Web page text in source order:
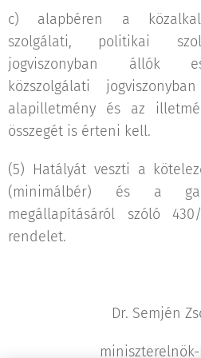
c) alapbéren a
szolgálati, politikai
jogviszonyban állók
közszolgálati
alapilletmény és az
összegét is érteni kell.
(5) Hatályát veszti a
(minimálbér) és a
megállapításáról szóló
rendelet.
Dr. Semjén